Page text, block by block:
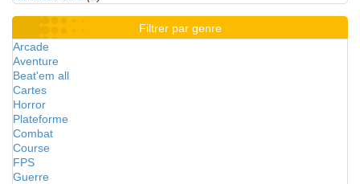
Filtrer par genre
Arcade
Aventure
Beat'em all
Cartes
Horror
Plateforme
Combat
Course
FPS
Guerre